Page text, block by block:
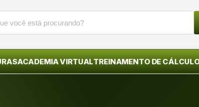
ACADEMIA VIRTUALTREINAMENTO DE